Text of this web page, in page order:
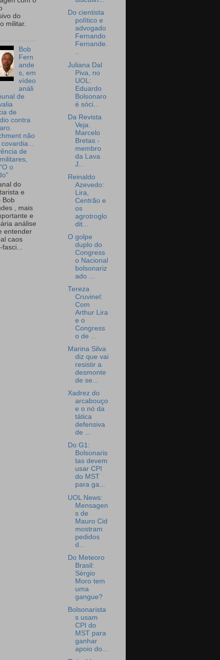
do
militar.
Bob
Fern
ande
s, em
vídeo
análi
de
de
contra
não
de
o
do
e
Bob
, mais
e
análise
entender
caos
Do cientista
político e
advogado
Fernando
Fernande.
..
Juliana Dal
Piva, no
UOL:
Eduardo
Bolsonaro
é sóci...
Da Revista
Veja:
Marcelo
Bretas -
membro
da Lava
J...
Reinaldo
Azevedo:
Lira,
Centrão e
os
agrotroglo
dit...
O golpe
duplo do
Congress
o Nacional
bolsonariz
ado ...
Tereza
Cruvinel:
Com
Arthur Lira
e o
Congress
o de ...
Marina Silva
diz que vai
resistir a
desmonte
de se...
Xadrez do
arcabouço
e o nó da
tática
defensiva
de ...
Do G1:
Bolsonaris
tas devem
usar CPI
do MST
para ga...
UOL News:
Mensagen
s de
Mauro Cid
mostram
pedidos
d...
Do Meteoro
Brasil:
Sérgio
Moro tem
uma
gangue?
Bolsonarista
s usam
CPI do
MST para
ganhar
apoio do...